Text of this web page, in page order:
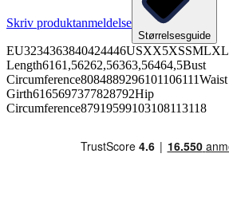
Skriv produktanmeldelse
Størrelsesguide
Length6161,56262,56363,56464,5Bust
Circumference8084889296101106111Waist
Girth6165697377828792Hip
Circumference87919599103108113118